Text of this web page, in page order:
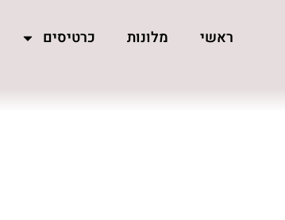
ראשי מלונות כרטיסים